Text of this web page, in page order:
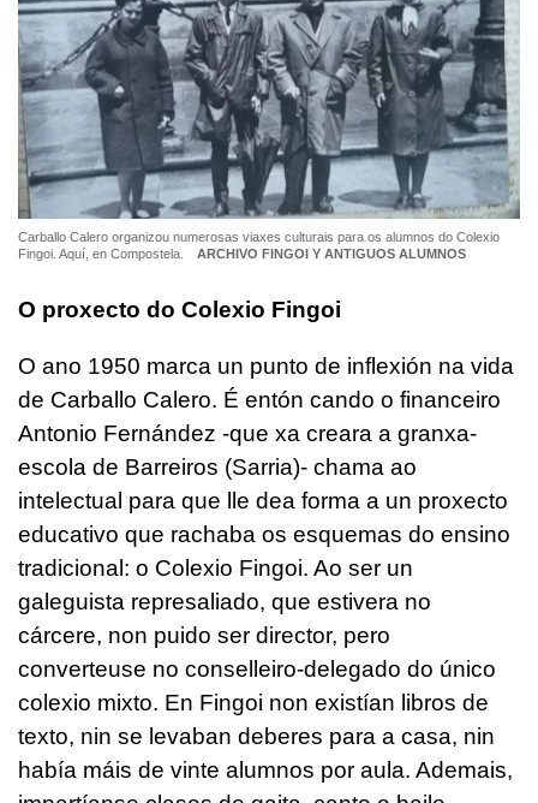
Carballo Calero organizou numerosas viaxes culturais para os alumnos do Colexio
Fingoi. Aquí, en Compostela.
ARCHIVO FINGOI Y ANTIGUOS ALUMNOS
O proxecto do Colexio Fingoi
O ano 1950 marca un punto de inflexión na vida
de Carballo Calero. É entón cando o financeiro
Antonio Fernández -que xa creara a granxa-
escola de Barreiros (Sarria)- chama ao
intelectual para que lle dea forma a un proxecto
educativo que rachaba os esquemas do ensino
tradicional: o Colexio Fingoi. Ao ser un
galeguista represaliado, que estivera no
cárcere, non puido ser director, pero
converteuse no conselleiro-delegado do único
colexio mixto. En Fingoi non existían libros de
texto, nin se levaban deberes para a casa, nin
había máis de vinte alumnos por aula. Ademais,